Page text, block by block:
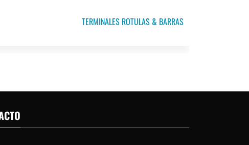
TERMINALES ROTULAS & BARRAS